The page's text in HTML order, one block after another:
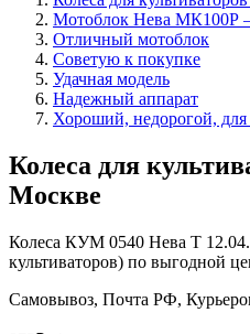
Мотоблок Нева МК100Р
Отличный мотоблок
Советую к покупке
Удачная модель
Надежный аппарат
Хороший, недорогой, для
Колеса для
Москве
Колеса КУМ 0540 Нева Т
культиваторов) по выгодной
Самовывоз, Почта РФ,